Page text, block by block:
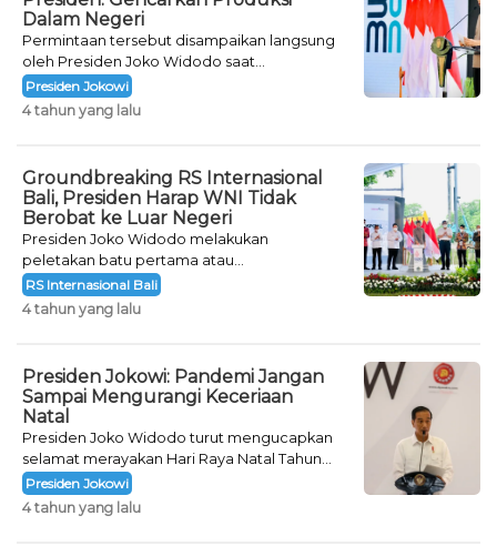
Dalam Negeri
Permintaan tersebut disampaikan langsung
oleh Presiden Joko Widodo saat
meresmikan pembangunan Rumah Sakit
Internasional Bali.
Presiden Jokowi
4 tahun yang lalu
Groundbreaking RS Internasional
Bali, Presiden Harap WNI Tidak
Berobat ke Luar Negeri
Presiden Joko Widodo melakukan
peletakan batu pertama atau
groundbreaking Rumah Sakit (RS)
Internasional Bali.
RS Internasional Bali
4 tahun yang lalu
Presiden Jokowi: Pandemi Jangan
Sampai Mengurangi Keceriaan
Natal
Presiden Joko Widodo turut mengucapkan
selamat merayakan Hari Raya Natal Tahun
2021 kepada umat Kristiani.
Presiden Jokowi
4 tahun yang lalu